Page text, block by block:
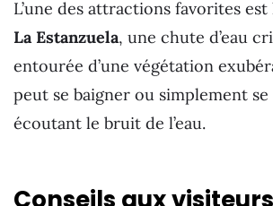
L’une des attractions favorites est
La Estanzuela, une chute d’eau
entourée d’une végétation
peut se baigner ou simplement
écoutant le bruit de l’eau.
Conseils aux visiteurs